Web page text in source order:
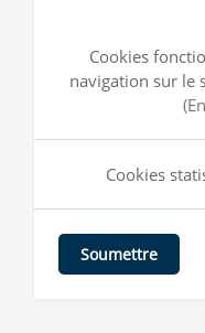
Cookies
navigation sur le
Cookies
Soumettre